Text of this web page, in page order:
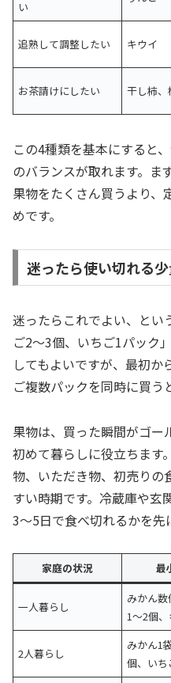
い
追熟して調整したい キウイ
お茶請けにしたい 干し柿、
この4種類を基本にすると
のバランスが取れます。ま
果物をたくさん買うより、
めです。
迷ったら使い切れる
迷ったらこれでよい、とい
ご2〜3個、いちご1パック
してもよいですが、最初か
ご複数パックを同時に買う
果物は、買った瞬間がゴー
初めて暮らしに役立ちます
物、いただき物、初売りの
すい時期です。冷蔵庫や玄
3〜5日で食べ切れるかを先
家庭の状況 最
一人暮らし
みかん
1〜2個
2人暮らし
みかん1
個、いち